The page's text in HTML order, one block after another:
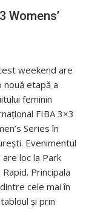
Womens’
weekend are
nouă etapă a
feminin
FIBA 3×3
Series în
Evenimentul
are loc la Park
Principala
cele mai în
și prin